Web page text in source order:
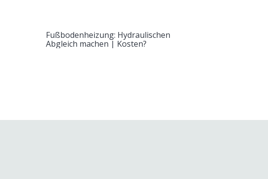
Fußbodenheizung: Hydraulischen
Abgleich machen | Kosten?